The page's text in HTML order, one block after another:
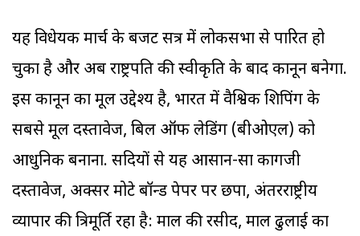
यह विधेयक मार्च के बजट सत्र में लोकसभा से पारित हो
चुका है और अब राष्ट्रपति की स्वीकृति के बाद कानून बनेगा.
इस कानून का मूल उद्देश्य है, भारत में वैश्विक शिपिंग के
सबसे मूल दस्तावेज, बिल ऑफ लेडिंग (बीओएल) को
आधुनिक बनाना. सदियों से यह आसान-सा कागजी
दस्तावेज, अक्सर मोटे बॉन्ड पेपर पर छपा, अंतरराष्ट्रीय
व्यापार की त्रिमूर्ति रहा है: माल की रसीद, माल ढुलाई का